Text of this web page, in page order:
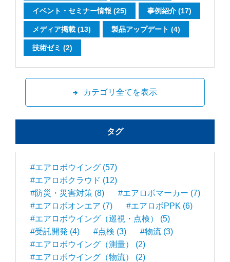
イベント・セミナー情報 (25) 事例紹介 (17)
メディア掲載 (13) 製品アップデート (4)
技術ゼミ (2)
カテゴリ全てを表示
タグ
#エアロボウイング (57)
#エアロボクラウド (12)
#防災・災害対策 (8)
#エアロボマーカー (7)
#エアロボオンエア (7)
#エアロボPPK (6)
#エアロボウイング（巡視・点検） (5)
#受託開発 (4)
#点検 (3)
#物流 (3)
#エアロボウイング（測量） (2)
#エアロボウイング（物流） (2)